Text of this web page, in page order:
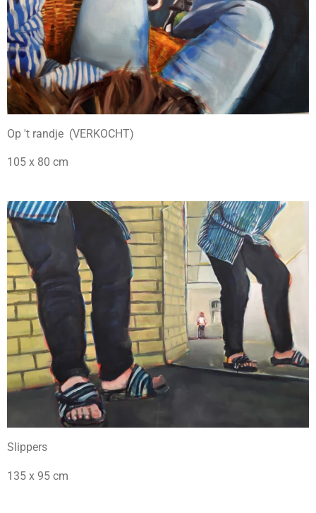
Op 't randje (VERKOCHT)
105 x 80 cm
Slippers
135 x 95 cm